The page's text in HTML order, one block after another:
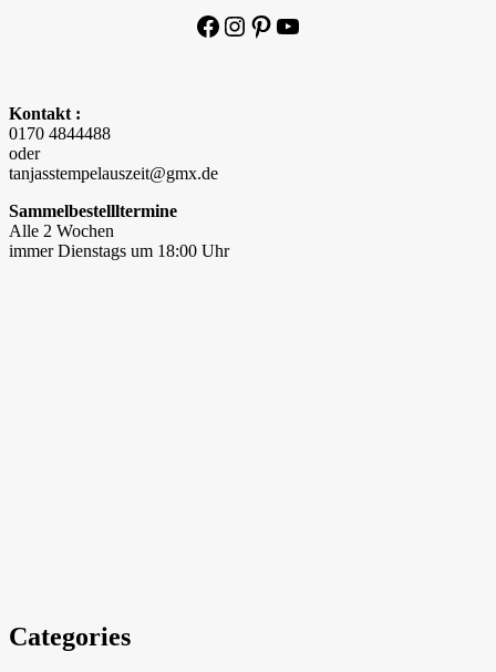
Facebook
Instagram
Pinterest
YouTube
Kontakt :
0170 4844488
oder
tanjasstempelauszeit@gmx.de
Sammelbestellltermine
Alle 2 Wochen
immer Dienstags um 18:00 Uhr
Categories